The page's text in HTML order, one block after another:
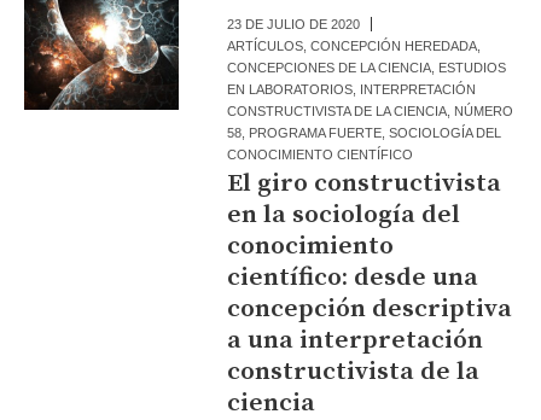
23 DE JULIO DE 2020
ARTÍCULOS ,CONCEPCIÓN HEREDADA
CONCEPCIONES DE LA CIENCIA ESTUDIOS
EN LABORATORIOS INTERPRETACIÓN
CONSTRUCTIVISTA DE LA CIENCIA NÚMERO
58 PROGRAMA FUERTE ,SOCIOLOGÍA DEL
CONOCIMIENTO CIENTÍFICO
El giro constructivista
en la sociología del
conocimiento
científico: desde una
concepción descriptiva
a una interpretación
constructivista de la
ciencia